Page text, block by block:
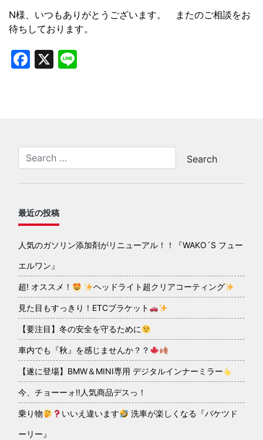
N様、いつもありがとうございます。 またのご相談をお
待ちしております。
Facebook
X
最近の投稿
人気のガソリン添加剤がリニューアル！！『WAKO´S フュー
エルワン』
超! オススメ！ ヘッドライト超クリアコーティング
見た目もすっきり！ETCブラケット
【要注目】冬の安全を守るために
車内でも『秋』を感じませんか？？
【遂に登場】BMW＆MINI専用 デジタルインナーミラー
今、チョーーォ!!人気商品デスっ！
乗り物 いいえ違います 洗車が楽しくなる『バケツド
ーリー』